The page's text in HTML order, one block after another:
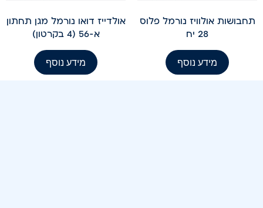
תחבושות אולוויז נורמל פלוס
28 יח
מידע נוסף
אולדייז דואו נורמל מגן תחתון
א-56 (4 בקרטון)
מידע נוסף